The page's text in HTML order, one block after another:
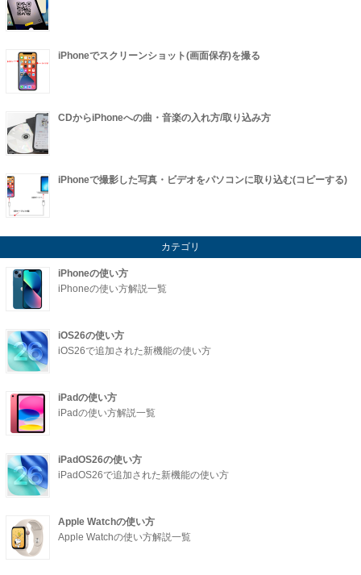
iPhoneでスクリーンショット(画面保存)を撮る
CDからiPhoneへの曲・音楽の入れ方/取り込み方
iPhoneで撮影した写真・ビデオをパソコンに取り込む(コピーする)
カテゴリ
iPhoneの使い方
iPhoneの使い方解説一覧
iOS26の使い方
iOS26で追加された新機能の使い方
iPadの使い方
iPadの使い方解説一覧
iPadOS26の使い方
iPadOS26で追加された新機能の使い方
Apple Watchの使い方
Apple Watchの使い方解説一覧